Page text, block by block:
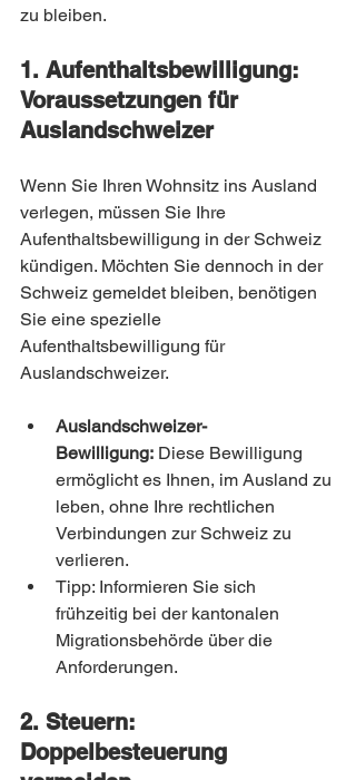
zu bleiben.
1. Aufenthaltsbewilligung:
Voraussetzungen für
Auslandschweizer
Wenn Sie Ihren Wohnsitz ins Ausland
verlegen, müssen Sie Ihre
Aufenthaltsbewilligung in der Schweiz
kündigen. Möchten Sie dennoch in der
Schweiz gemeldet bleiben, benötigen
Sie eine spezielle
Aufenthaltsbewilligung für
Auslandschweizer.
Auslandschweizer-
Bewilligung: Diese Bewilligung
ermöglicht es Ihnen, im Ausland zu
leben, ohne Ihre rechtlichen
Verbindungen zur Schweiz zu
verlieren.
Tipp: Informieren Sie sich
frühzeitig bei der kantonalen
Migrationsbehörde über die
Anforderungen.
2. Steuern:
Doppelbesteuerung